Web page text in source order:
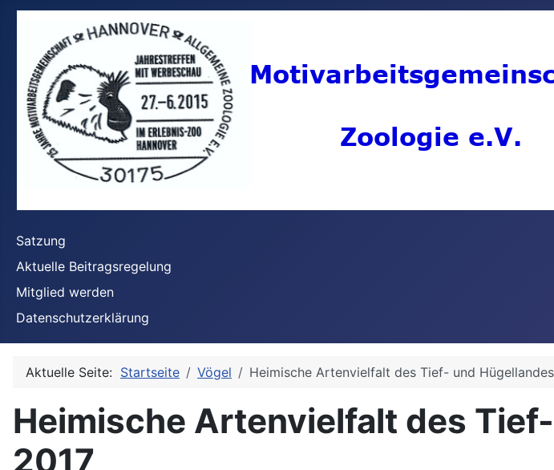
Satzung
Aktuelle Beitragsregelung
Mitglied werden
Datenschutzerklärung
Aktuelle Seite: Startseite Vögel Heimische Artenvielfalt des Tief- und
Heimische Artenvielfalt des
2017